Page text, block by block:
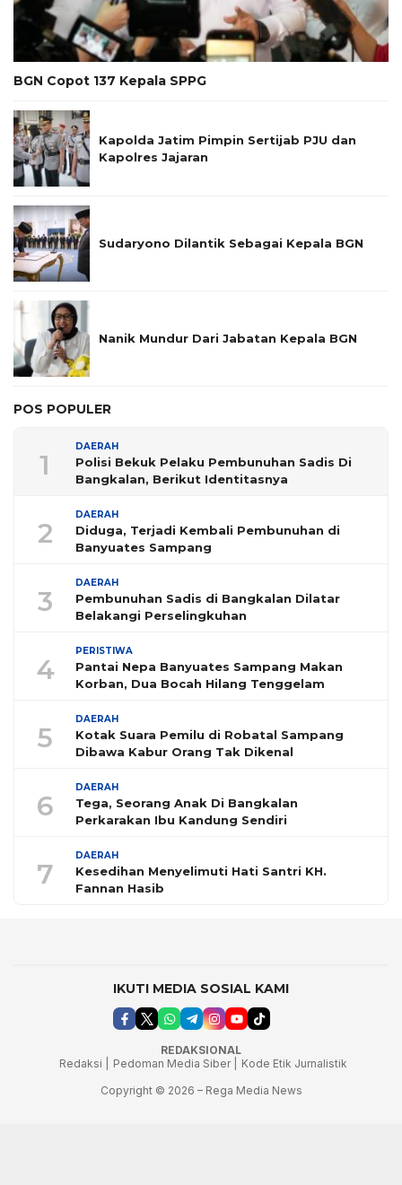
BGN Copot 137 Kepala SPPG
Kapolda Jatim Pimpin Sertijab PJU dan
Kapolres Jajaran
Sudaryono Dilantik Sebagai Kepala BGN
Nanik Mundur Dari Jabatan Kepala BGN
POS POPULER
1
DAERAH
Polisi Bekuk Pelaku Pembunuhan Sadis Di
Bangkalan, Berikut Identitasnya
2
DAERAH
Diduga, Terjadi Kembali Pembunuhan di
Banyuates Sampang
3
DAERAH
Pembunuhan Sadis di Bangkalan Dilatar
Belakangi Perselingkuhan
4
PERISTIWA
Pantai Nepa Banyuates Sampang Makan
Korban, Dua Bocah Hilang Tenggelam
5
DAERAH
Kotak Suara Pemilu di Robatal Sampang
Dibawa Kabur Orang Tak Dikenal
6
DAERAH
Tega, Seorang Anak Di Bangkalan
Perkarakan Ibu Kandung Sendiri
7
DAERAH
Kesedihan Menyelimuti Hati Santri KH.
Fannan Hasib
IKUTI MEDIA SOSIAL KAMI
REDAKSIONAL
Redaksi |
Pedoman Media Siber |
Kode Etik Jurnalistik
Copyright © 2026 – Rega Media News